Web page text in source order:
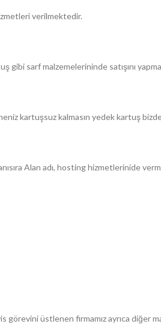
verilmektedir.
gibi sarf malzemelerininde satışını
kartuşsuz kalmasın yedek kartuş
Alan adı, hosting hizmetlerinide
görevini üstlenen firmamız ayrıca diğer